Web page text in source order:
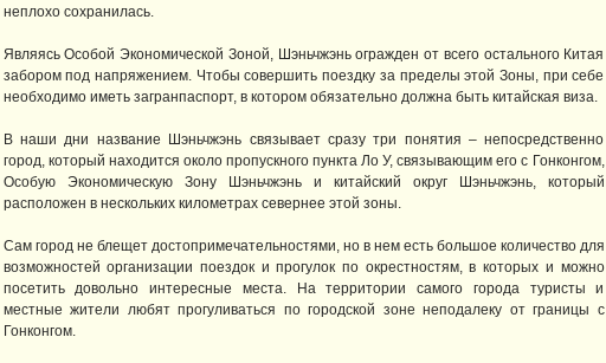
неплохо сохранилась.
Являясь Особой Экономической Зоной, Шэньчжэнь огражден от всего остального Китая
забором под напряжением. Чтобы совершить поездку за пределы этой Зоны, при себе
необходимо иметь загранпаспорт, в котором обязательно должна быть китайская виза.
В наши дни название Шэньчжэнь связывает сразу три понятия – непосредственно
город, который находится около пропускного пункта Ло У, связывающим его с Гонконгом,
Особую Экономическую Зону Шэньчжэнь и китайский округ Шэньчжэнь, который
расположен в нескольких километрах севернее этой зоны.
Сам город не блещет достопримечательностями, но в нем есть большое количество для
возможностей организации поездок и прогулок по окрестностям, в которых и можно
посетить довольно интересные места. На территории самого города туристы и
местные жители любят прогуливаться по городской зоне неподалеку от границы с
Гонконгом.